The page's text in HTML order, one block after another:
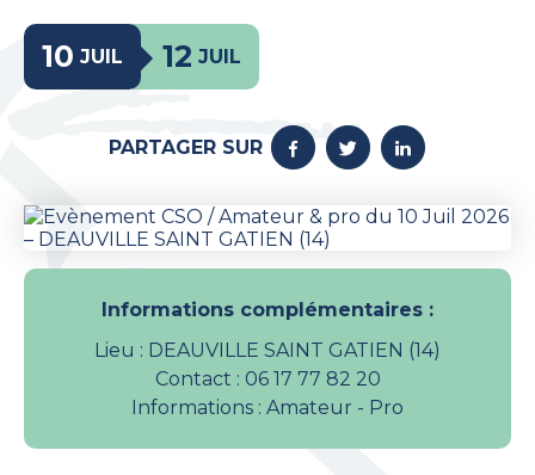
10 JUIL 12 JUIL
PARTAGER SUR
Informations complémentaires :
Lieu : DEAUVILLE SAINT GATIEN (14)
Contact : 06 17 77 82 20
Informations : Amateur - Pro